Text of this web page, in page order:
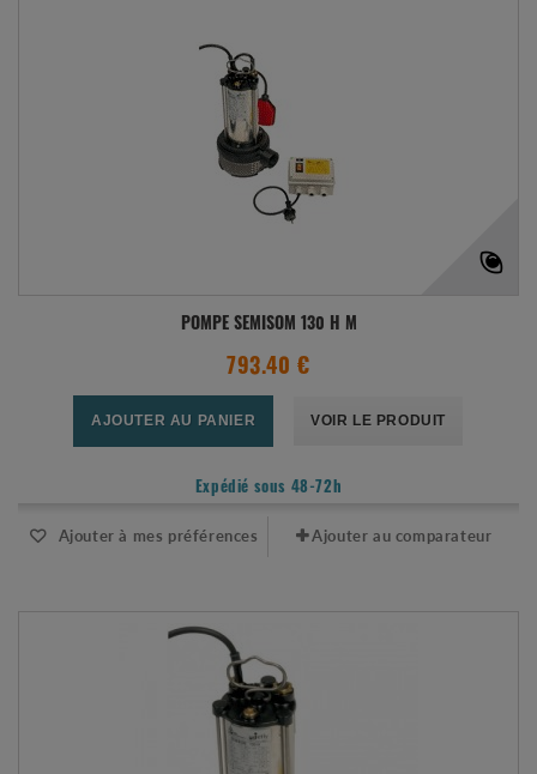
POMPE SEMISOM 130 H M
793.40 €
AJOUTER AU PANIER VOIR LE PRODUIT
Expédié sous 48-72h
Ajouter à mes préférences Ajouter au comparateur